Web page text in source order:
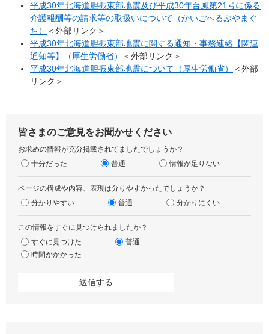
平成30年北海道胆振東部地震及び平成30年台風第21号に係る
介護報酬等の請求等の取扱いについて（かいごへるぷやまぐ
ち）
＜外部リンク＞
平成30年北海道胆振東部地震に関する通知・事務連絡【関連
通知等】（厚生労働省）
＜外部リンク＞
平成30年北海道胆振東部地震について（厚生労働省）
＜外部
リンク＞
皆さまのご意見をお聞かせください
お求めの情報が充分掲載されてましたでしょうか？
十分だった
普通 情報が足りない
ページの構成や内容、表現は分りやすかったでしょうか？
分かりやすい
普通 分かりにくい
この情報をすぐに見つけられましたか？
すぐに見つけた
普通
時間がかかった